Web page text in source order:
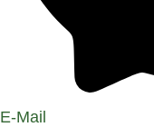
E-Mail